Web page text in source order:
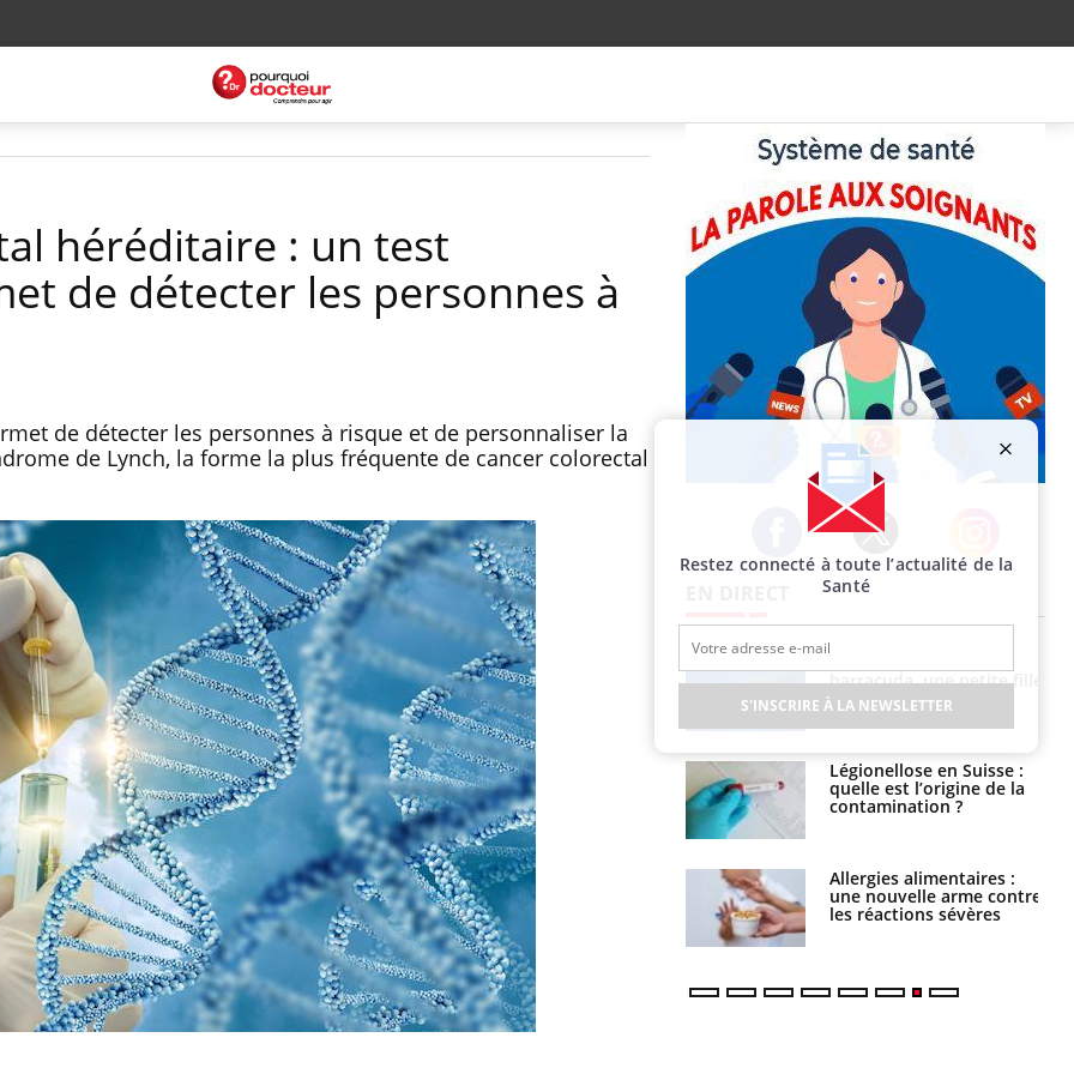
héréditaire : un test
de détecter les personnes à
de détecter les personnes à risque et de personnaliser la
de Lynch, la forme la plus fréquente de cancer colorectal
Facebook Twitter Instagram
Grossesse et chaleur : ce
que dit la science
Le smartphone nuit-il à
l'apprentissage de la
lecture ?
Mordue par une tique en
vacances, elle reste dans
le coma pendant 42 jours
barracuda, une petite fille
secourue grâce à un
réflexe essentiel
Légionellose en Suisse :
quelle est l’origine de la
contamination ?
Allergies alimentaires :
une nouvelle arme contre
les réactions sévères
sommeil des enfants en
vacances ?
Bilan prévention : ce que
les kinés pourront
bientôt faire
TDAH : quel est ce
traitement autorisé aux
États-Unis ?
Restez connecté à toute l’actualité de la
Santé
S'INSCRIRE À LA NEWSLETTER